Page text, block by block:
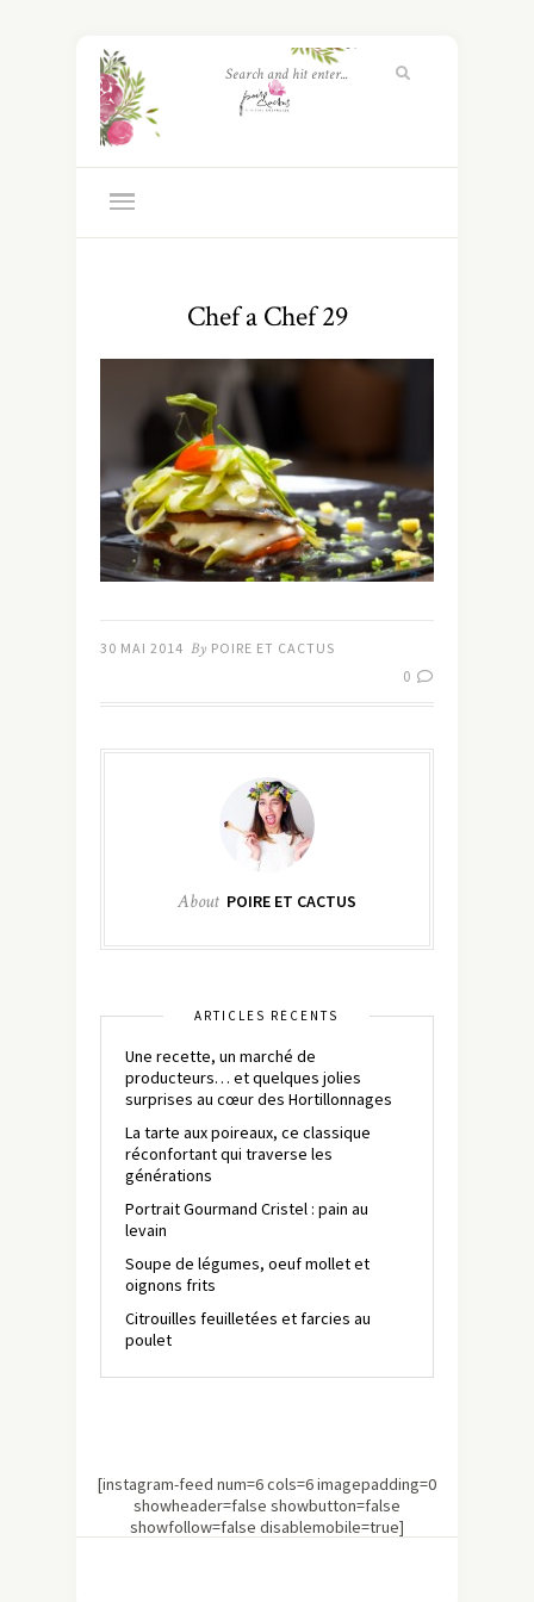
Chef a Chef 29
30 MAI 2014 By POIRE ET CACTUS
0
About POIRE ET CACTUS
ARTICLES RÉCENTS
Une recette, un marché de
producteurs… et quelques jolies
surprises au cœur des Hortillonnages
La tarte aux poireaux, ce classique
réconfortant qui traverse les
générations
Portrait Gourmand Cristel : pain au
levain
Soupe de légumes, oeuf mollet et
oignons frits
Citrouilles feuilletées et farcies au
poulet
[instagram-feed num=6 cols=6 imagepadding=0
showheader=false showbutton=false
showfollow=false disablemobile=true]